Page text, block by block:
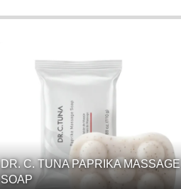
DR. C. TUNA PAPRIKA MASSAGE
SOAP